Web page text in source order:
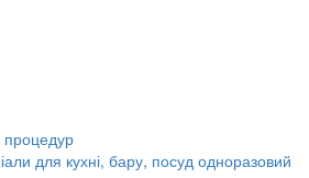
процедур
для кухні, бару, посуд одноразовий